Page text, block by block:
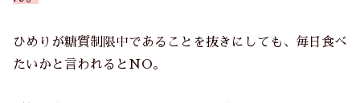
ひめりが糖質制限中であることを抜きにしても、毎日食べ
たいかと言われるとNO。